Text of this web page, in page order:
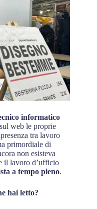
informatico
web le proprie
tra lavoro
primordiale di
non esisteva
il lavoro d’ufficio
a tempo pieno.
hai letto?